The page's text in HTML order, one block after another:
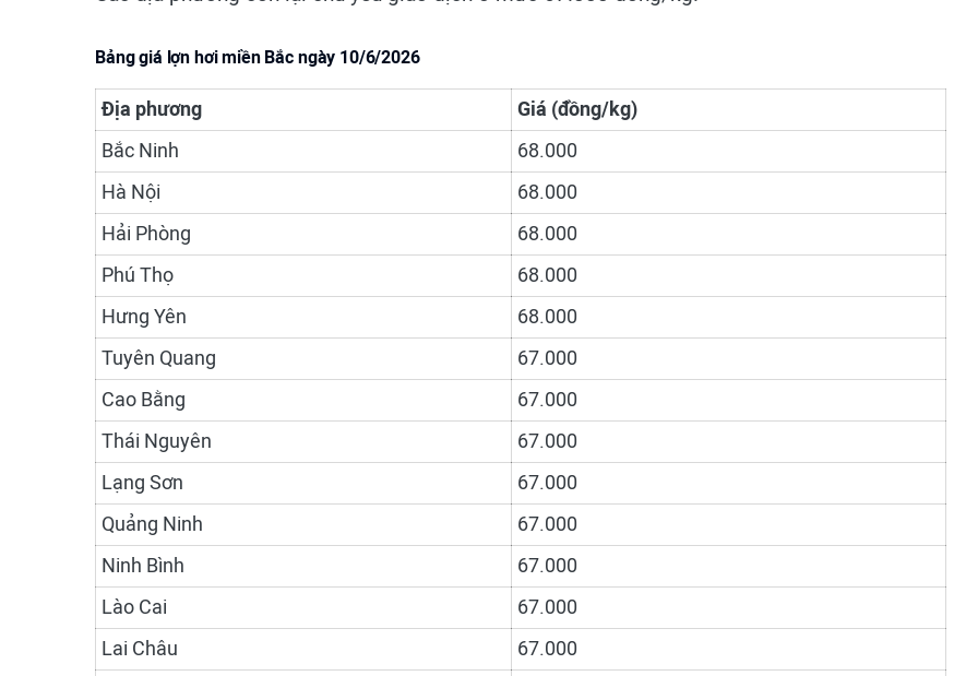
Bảng giá lợn hơi miền Bắc ngày 10/6/2026
Địa phương
Giá (đồng/kg)
Bắc Ninh
68.000
Hà Nội
68.000
Hải Phòng
68.000
Phú Thọ
68.000
Hưng Yên
68.000
Tuyên Quang
67.000
Cao Bằng
67.000
Thái Nguyên
67.000
Lạng Sơn
67.000
Quảng Ninh
67.000
Ninh Bình
67.000
Lào Cai
67.000
Lai Châu
67.000